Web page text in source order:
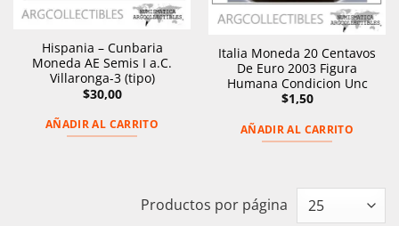
Hispania – Cunbaria
Moneda AE Semis I a.C.
Villaronga-3 (tipo)
$30,00
AÑADIR AL CARRITO
Italia Moneda 20 Centavos
De Euro 2003 Figura
Humana Condicion Unc
$1,50
AÑADIR AL CARRITO
Productos por página